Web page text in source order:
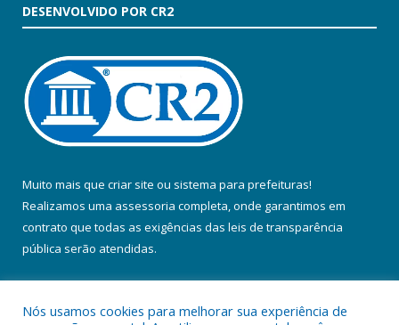
DESENVOLVIDO POR CR2
Muito mais que criar site ou sistema para prefeituras!
Realizamos uma assessoria completa, onde garantimos em
contrato que todas as exigências das leis de transparência
pública serão atendidas.
Nós usamos cookies para melhorar sua experiência de